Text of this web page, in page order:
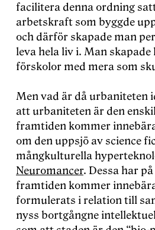
facilitera denna ordning
arbetskraft som byggde
och därför skapade man
leva hela liv i. Man
förskolor med mera som
Men vad är då urbaniteten
att urbaniteten är den
framtiden kommer
om den uppsjö av science
mångkulturella
Neuromancer. Dessa har
framtiden kommer
formulerats i relation till
nyss bortgångne